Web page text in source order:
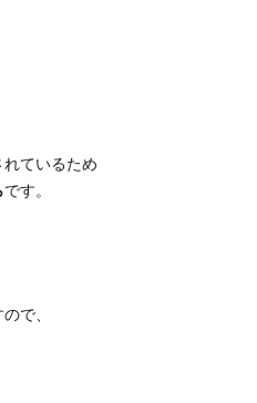
れているため
です。
で、